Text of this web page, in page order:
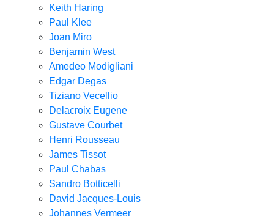
Keith Haring
Paul Klee
Joan Miro
Benjamin West
Amedeo Modigliani
Edgar Degas
Tiziano Vecellio
Delacroix Eugene
Gustave Courbet
Henri Rousseau
James Tissot
Paul Chabas
Sandro Botticelli
David Jacques-Louis
Johannes Vermeer